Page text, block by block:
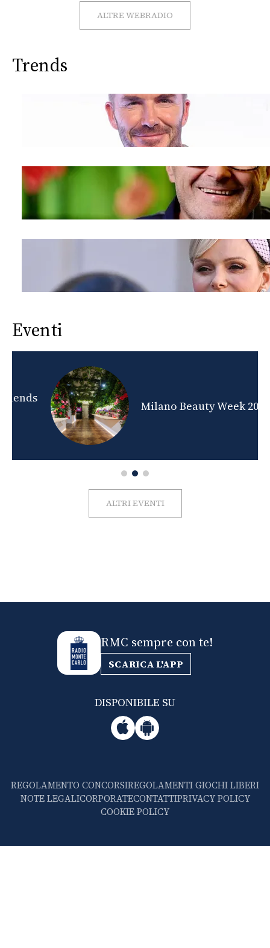
CONSIGLIA
ALTRE WEBRADIO
Trends
Eventi
Milano Beauty Week 2026
ALTRI EVENTI
RMC sempre con te!
SCARICA L'APP
DISPONIBILE SU
REGOLAMENTO CONCORSIREGOLAMENTI GIOCHI LIBERI
NOTE LEGALICORPORATECONTATTIPRIVACY POLICY
COOKIE POLICY